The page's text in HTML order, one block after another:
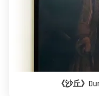
《沙丘》